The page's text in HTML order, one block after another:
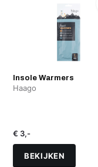
Insole Warmers
Haago
€ 3,-
BEKIJKEN